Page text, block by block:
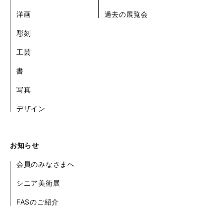
洋画
彫刻
工芸
書
写真
デザイン
過去の展覧会
お知らせ
会員のみなさまへ
シニア美術展
FASのご紹介